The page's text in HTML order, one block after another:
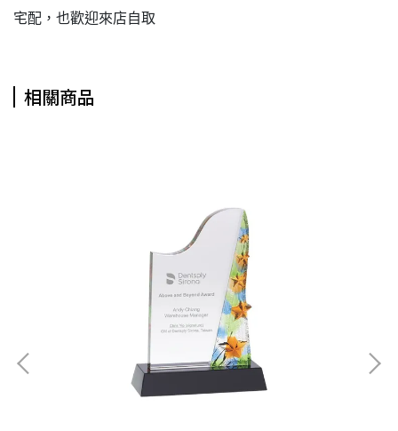
宅配，也歡迎來店自取
相關商品